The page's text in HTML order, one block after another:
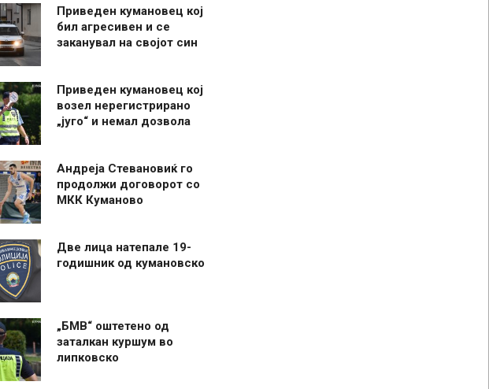
Приведен кумановец кој
бил агресивен и се
заканувал на својот син
Приведен кумановец кој
возел нерегистрирано
„југо“ и немал дозвола
Андреја Стевановиќ го
продолжи договорот со
МКК Куманово
Две лица натепале 19-
годишник од кумановско
„БМВ“ оштетено од
заталкан куршум во
липковско